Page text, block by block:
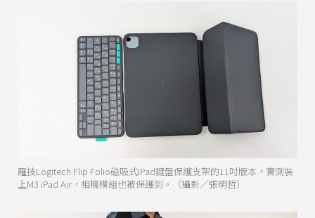
羅技Logitech Flip Folio磁吸式iPad鍵盤保護支架的11吋版本，實測裝
上M3 iPad Air，相機模組也被保護到。（攝影／張明哲）